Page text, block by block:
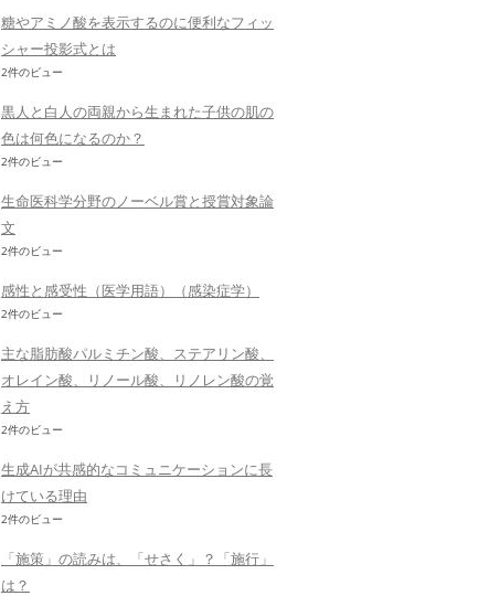
糖やアミノ酸を表示するのに便利なフィッ
シャー投影式とは
2件のビュー
黒人と白人の両親から生まれた子供の肌の
色は何色になるのか？
2件のビュー
生命医科学分野のノーベル賞と授賞対象論
文
2件のビュー
感性と感受性（医学用語）（感染症学）
2件のビュー
主な脂肪酸パルミチン酸、ステアリン酸、
オレイン酸、リノール酸、リノレン酸の覚
え方
2件のビュー
生成AIが共感的なコミュニケーションに長
けている理由
2件のビュー
「施策」の読みは、「せさく」？「施行」
は？